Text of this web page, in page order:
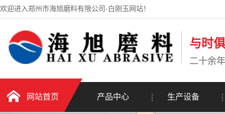
欢迎进入郑州市海旭磨料有限公司-白刚玉网站！
与时
二十余
网站首页 产品中心 生产设备